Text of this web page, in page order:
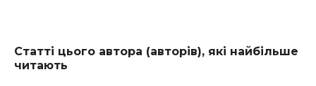
Статті цього автора (авторів), які найбільше
читають